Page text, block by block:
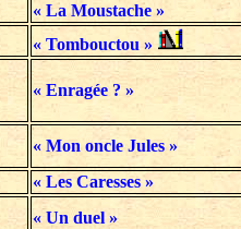
« La Moustache »
« Tombouctou »
« Enragée ? »
« Mon oncle Jules »
« Les Caresses »
« Un duel »